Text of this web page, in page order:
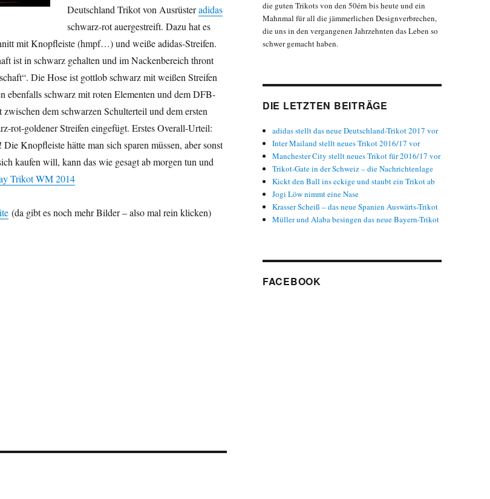
Deutschland Trikot von Ausrüsteradidas
schwarz-rot auergestreift. Dazu hat es
mit Knopfleiste (hmpf…) und weiße adidas-Streifen.
ist in schwarz gehalten und im Nackenbereich thront
Die Hose ist gottlob schwarz mit weißen Streifen
ebenfalls schwarz mit roten Elementen und dem DFB-
dem schwarzen Schulterteil und dem ersten
rot-goldener Streifen eingefügt. Erstes Overall-Urteil:
Knopfleiste hätte man sich sparen müssen, aber sonst
kaufen will, kann das wie gesagt ab morgen tun und
Trikot WM 2014
(da gibt es noch mehr Bilder – also mal rein klicken)
die guten Trikots von den 50érn bis heute und ein
Mahnmal für all die jämmerlichen Designverbrechen,
die uns in den vergangenen Jahrzehnten das Leben so
schwer gemacht haben.
DIE LETZTEN BEITRÄGE
adidas stellt das neue Deutschland-Trikot 2017 vor
Inter Mailand stellt neues Trikot 2016/17 vor
Manchester City stellt neues Trikot für 2016/17 vor
Trikot-Gate in der Schweiz – die Nachrichtenlage
Kickt den Ball ins eckige und staubt ein Trikot ab
Jogi Löw nimmt eine Nase
Krasser Scheiß – das neue Spanien Auswärts-Trikot
Müller und Alaba besingen das neue Bayern-Trikot
FACEBOOK